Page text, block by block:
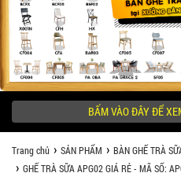
SẢN PHẨM
CÔNG TRÌNH
KHÁCH HÀNG NÊN BIẾT
BẤM VÀO ĐÂY ĐỂ
Trang chủ SẢN PHẨM
BÀN GHẾ TRÀ
GHẾ TRÀ SỮA APG02 GIÁ RẺ - MÃ SỐ: